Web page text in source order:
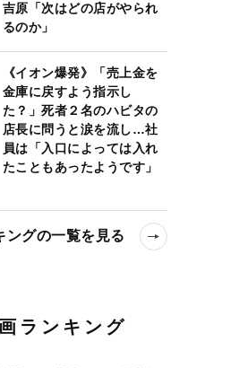
吉原「次はどの店がやられ
るのか」
《イオン爆発》「売上金を
金庫に戻すよう指示し
た？」死者２名のハビタの
店長に問うと涙を流し…社
員は「入口によっては入れ
たこともあったようです」
ングの一覧を見る
ランキング